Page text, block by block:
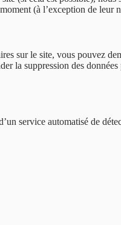
(à l’exception de
sur le site, vous pouvez
la suppression des
service automatisé de